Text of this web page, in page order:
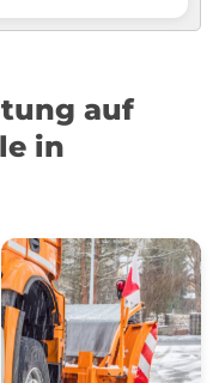
auf
in